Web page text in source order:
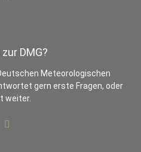
DMG?
Meteorologischen
gern erste Fragen, oder
weiter.